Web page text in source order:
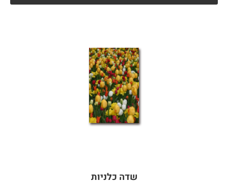
שדה כלניות